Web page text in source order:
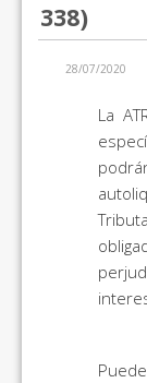
338)
28/07/2020
La